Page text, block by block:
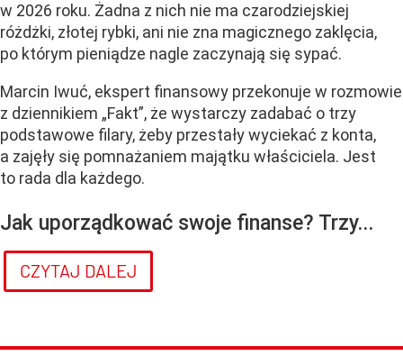
w 2026 roku. Żadna z nich nie ma czarodziejskiej
różdżki, złotej rybki, ani nie zna magicznego zaklęcia,
po którym pieniądze nagle zaczynają się sypać.
Marcin Iwuć, ekspert finansowy przekonuje w rozmowie
z dziennikiem „Fakt”, że wystarczy zadabać o trzy
podstawowe filary, żeby przestały wyciekać z konta,
a zajęły się pomnażaniem majątku właściciela. Jest
to rada dla każdego.
Jak uporządkować swoje finanse? Trzy...
CZYTAJ DALEJ